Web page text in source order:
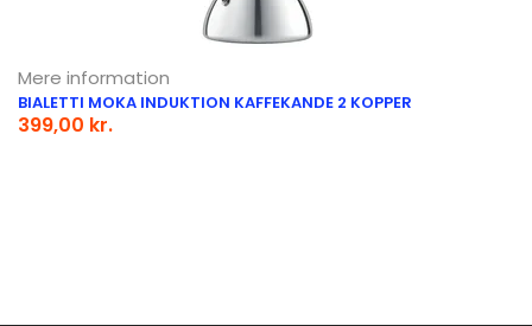
Mere information
BIALETTI MOKA INDUKTION KAFFEKANDE 2 KOPPER
399,00 kr.